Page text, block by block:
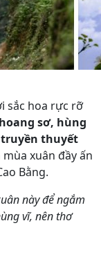
sắc hoa rực rỡ
sơ, hùng
truyền thuyết
xuân đầy ấn
Bằng.
này để ngắm
vĩ, nên thơ